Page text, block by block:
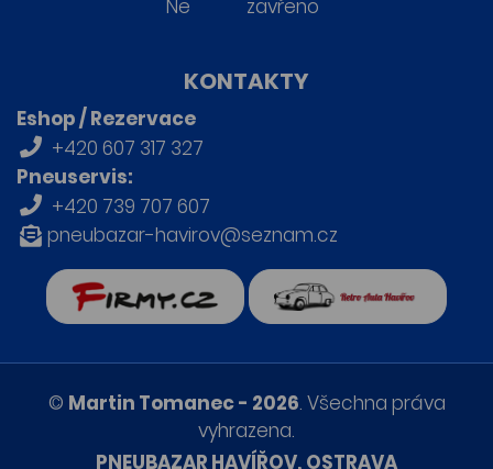
Ne
zavřeno
KONTAKTY
Eshop / Rezervace
+420 607 317 327
Pneuservis:
+420 739 707 607
pneubazar-havirov@seznam.cz
Retro auta Havířov
© Martin Tomanec - 2026. Všechna práva
vyhrazena.
PNEUBAZAR HAVÍŘOV, OSTRAVA